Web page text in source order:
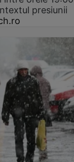
presiunii